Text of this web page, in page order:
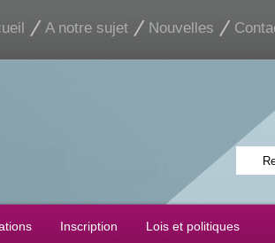
A notre sujet Nouvelles
Inscription Lois et politiques